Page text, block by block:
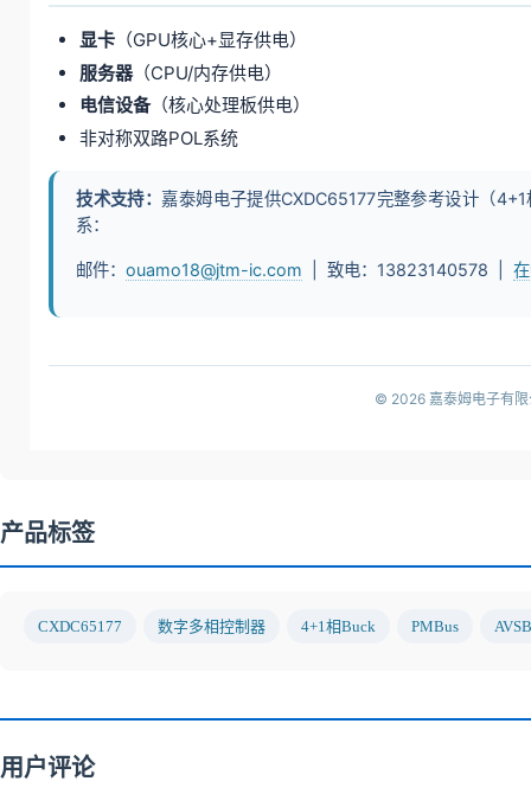
显卡（GPU核心+显存供电）
服务器（CPU/内存供电）
电信设备（核心处理板供电）
非对称双路POL系统
技术支持： 嘉泰姆电子提供CXDC65177完整参考设计（
系：
邮件：ouamo18@jtm-ic.com | 致电：13823140578 |
© 2026 嘉泰姆电子有限
产品标签
CXDC65177 数字多相控制器 4+1相Buck PMBus
用户评论